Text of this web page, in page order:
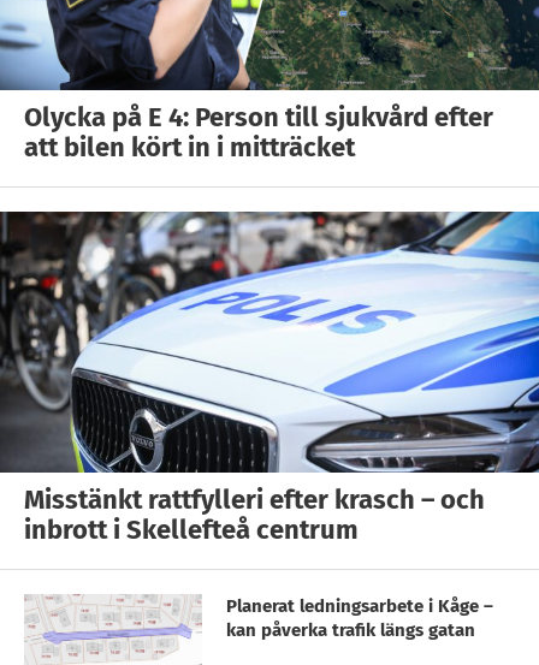
Olycka på E 4: Person till sjukvård efter
att bilen kört in i mitträcket
Misstänkt rattfylleri efter krasch – och
inbrott i Skellefteå centrum
Planerat ledningsarbete i Kåge –
kan påverka trafik längs gatan